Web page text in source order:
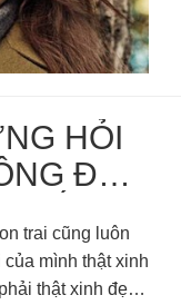
HỎI
ĐẸP
NÀY.
trai cũng luôn
mình thật xinh
thật xinh đẹp